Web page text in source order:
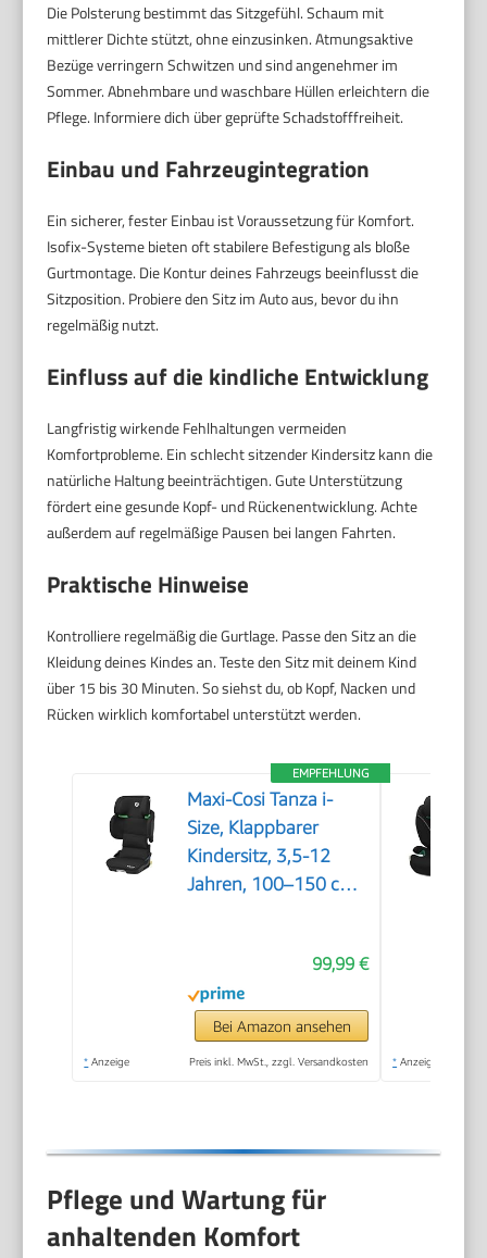
Die Polsterung bestimmt das Sitzgefühl. Schaum mit
mittlerer Dichte stützt, ohne einzusinken. Atmungsaktive
Bezüge verringern Schwitzen und sind angenehmer im
Sommer. Abnehmbare und waschbare Hüllen erleichtern die
Pflege. Informiere dich über geprüfte Schadstofffreiheit.
Einbau und Fahrzeugintegration
Ein sicherer, fester Einbau ist Voraussetzung für Komfort.
Isofix-Systeme bieten oft stabilere Befestigung als bloße
Gurtmontage. Die Kontur deines Fahrzeugs beeinflusst die
Sitzposition. Probiere den Sitz im Auto aus, bevor du ihn
regelmäßig nutzt.
Einfluss auf die kindliche Entwicklung
Langfristig wirkende Fehlhaltungen vermeiden
Komfortprobleme. Ein schlecht sitzender Kindersitz kann die
natürliche Haltung beeinträchtigen. Gute Unterstützung
fördert eine gesunde Kopf- und Rückenentwicklung. Achte
außerdem auf regelmäßige Pausen bei langen Fahrten.
Praktische Hinweise
Kontrolliere regelmäßig die Gurtlage. Passe den Sitz an die
Kleidung deines Kindes an. Teste den Sitz mit deinem Kind
über 15 bis 30 Minuten. So siehst du, ob Kopf, Nacken und
Rücken wirklich komfortabel unterstützt werden.
EMPFEHLUNG
Maxi-Cosi Tanza i-
Size, Klappbarer
Kindersitz, 3,5-12
Jahren, 100–150 cm,
Reiseautositz, G-CELL
Seitenaufprallschutz,
Umweltfreundliche
99,99 €
Bei Amazon ansehen
* Anzeige Preis inkl. MwSt., zzgl. Versandkosten * Anzeige
Pflege und Wartung für
anhaltenden Komfort